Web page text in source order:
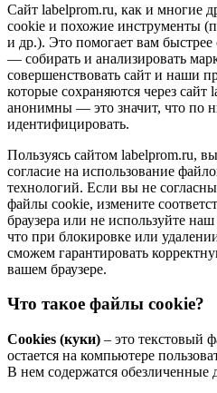
Сайт labelprom.ru, как и многие
cookie и похожие инструменты
и др.). Это помогает вам
— собирать и анализировать
совершенствовать сайт и наши
которые сохраняются через сайт
анонимны — это значит, что по
идентифицировать.
Пользуясь сайтом labelprom.ru,
согласие на использование
технологий. Если вы не
файлы cookie, измените
браузера или не используйте
что при блокировке или
сможем гарантировать
вашем браузере.
Что такое файлы cookie?
Cookies (куки) – это текстовый
остается на компьютере
В нем содержатся обезличенные